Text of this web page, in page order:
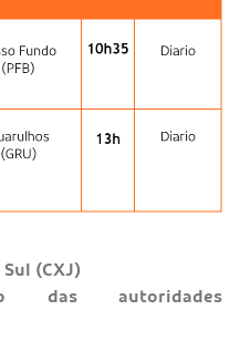
(CXJ)
das autoridades